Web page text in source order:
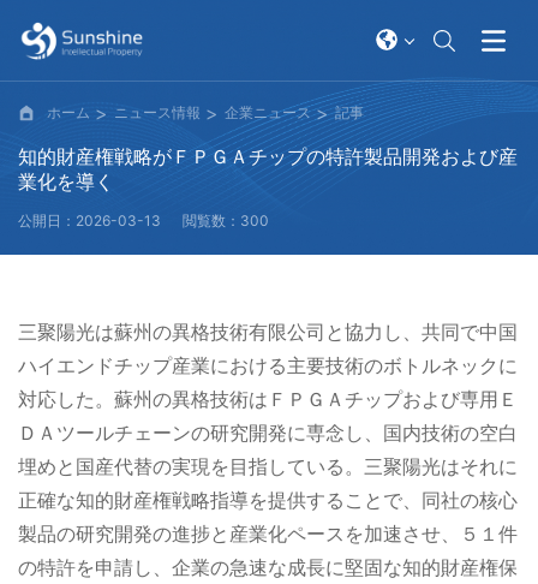
ホーム ニュース情報 企業ニュース 記事
知的財産権戦略がＦＰＧＡチップの特許製品開発および産
業化を導く
公開日：2026-03-13 閲覧数：300
三聚陽光は蘇州の異格技術有限公司と協力し、共同で中国
ハイエンドチップ産業における主要技術のボトルネックに
対応した。蘇州の異格技術はＦＰＧＡチップおよび専用Ｅ
ＤＡツールチェーンの研究開発に専念し、国内技術の空白
埋めと国産代替の実現を目指している。三聚陽光はそれに
正確な知的財産権戦略指導を提供することで、同社の核心
製品の研究開発の進捗と産業化ペースを加速させ、５１件
の特許を申請し、企業の急速な成長に堅固な知的財産権保